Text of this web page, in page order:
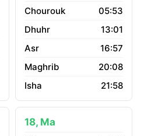
05:53
13:01
16:57
20:08
21:58
18, Ma